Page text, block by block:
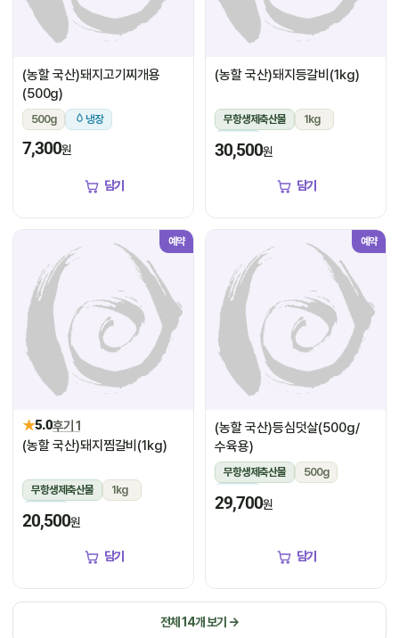
(농할 국산)돼지고기찌개용
(500g)
500g 냉장
7,300원
담기
(농할 국산)돼지등갈비(1kg)
무항생제축산물
1kg
30,500원
담기
예약
★5.0후기 1
(농할 국산)돼지찜갈비(1kg)
무항생제축산물
1kg
20,500원
담기
예약
(농할 국산)등심덧살(500g/
수육용)
무항생제축산물
500g
29,700원
담기
전체 14개 보기 →